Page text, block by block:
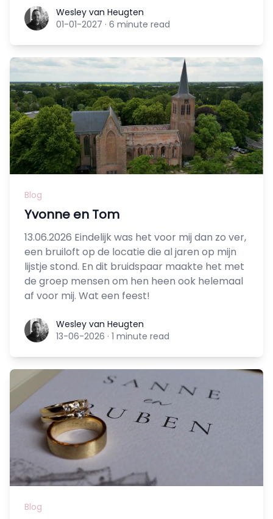
Wesley van Heugten
Wesley van Heugten
01-01-2027 · 6 minute read
Blog
Yvonne en Tom
13.06.2026 Eindelijk was het voor mij dan zo ver,
een bruiloft op de locatie die al jaren op mijn
lijstje stond. En dit bruidspaar maakte het met
de groep mensen om hen heen ook helemaal
af voor mij. Wat een feest!
Wesley van Heugten
Wesley van Heugten
13-06-2026 · 1 minute read
Blog